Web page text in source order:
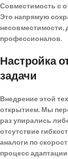
Совместимость с
Это напрямую
профессионалов.
Настройка
задачи
Внедрение этой
открытием. Мы
раз упирались
отсутствие
аналоги по
процесс